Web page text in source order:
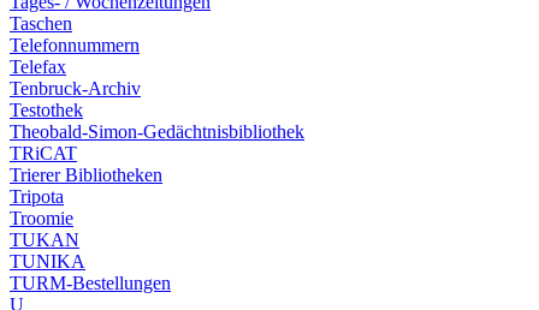
Taschen
Telefonnummern
Telefax
Tenbruck-Archiv
Testothek
Theobald-Simon-Gedächtnisbibliothek
TRiCAT
Trierer Bibliotheken
Tripota
Troomie
TUKAN
TUNIKA
TURM-Bestellungen
U